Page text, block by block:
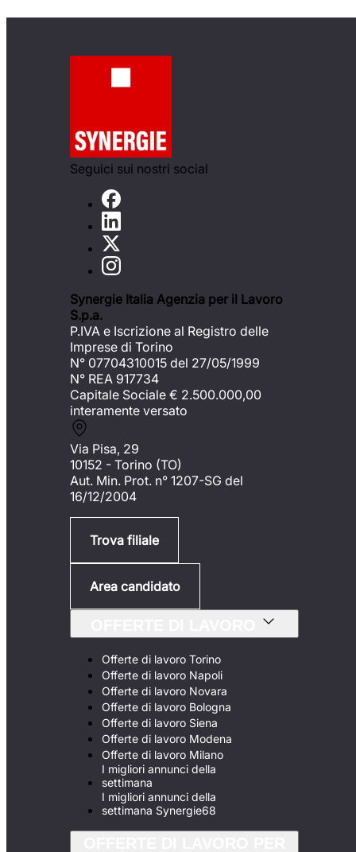
Seguici sui nostri social
Synergie Italia Agenzia per il Lavoro
S.p.a.
P.IVA e Iscrizione al Registro delle
Imprese di Torino
N° 07704310015 del 27/05/1999
N° REA 917734
Capitale Sociale € 2.500.000,00
interamente versato
Via Pisa, 29
10152 - Torino (TO)
Aut. Min. Prot. n° 1207-SG del
16/12/2004
Trova filiale
Area candidato
Offerte di lavoro Torino
Offerte di lavoro Napoli
Offerte di lavoro Novara
Offerte di lavoro Bologna
Offerte di lavoro Siena
Offerte di lavoro Modena
Offerte di lavoro Milano
I migliori annunci della
settimana
I migliori annunci della
settimana Synergie68